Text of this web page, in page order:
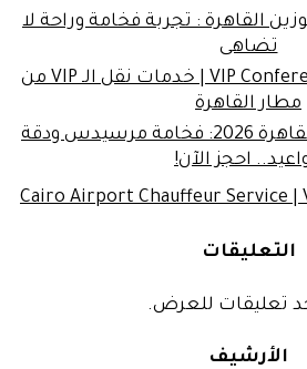
القاهرة : تجربة فخامة وراحة لا
تضاهى
VIP Conference Transportation | خدمات نقل الـ VIP من
مطار القاهرة
احجز ليموزين مطار القاهرة 2026: فخامة مرسيدس ودقة
احجز الآن!
Cairo Airport Chauffeur Service |
التعليقات
تعليقات للعرض.
الأرشيف